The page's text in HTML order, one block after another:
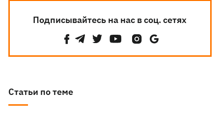
Подписывайтесь на нас в соц. сетях
Статьи по теме